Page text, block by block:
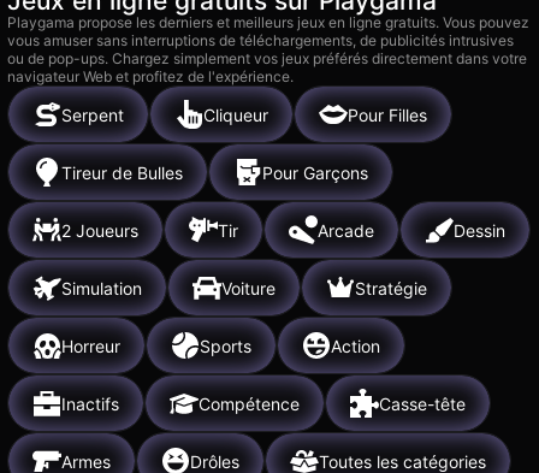
Playgama propose les derniers et meilleurs jeux en ligne gratuits. Vous pouvez
vous amuser sans interruptions de téléchargements, de publicités intrusives
ou de pop-ups. Chargez simplement vos jeux préférés directement dans votre
navigateur Web et profitez de l'expérience.
Serpent Cliqueur Pour Filles
Tireur de Bulles Pour Garçons
2 Joueurs Tir Arcade Dessin
Simulation Voiture Stratégie
Horreur Sports Action
Inactifs Compétence Casse-tête
Armes Drôles Toutes les catégories